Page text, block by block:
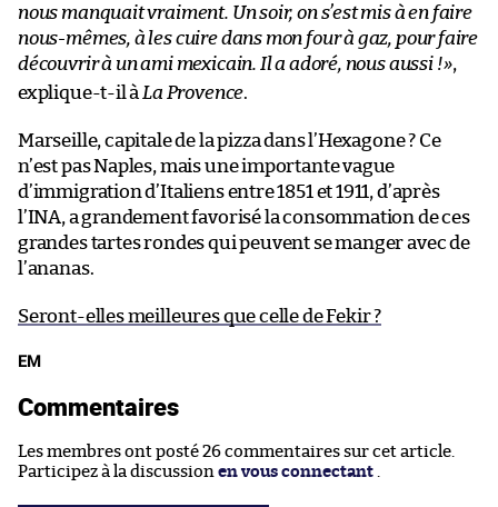
nous manquait vraiment. Un soir, on s’est mis à en faire
nous-mêmes, à les cuire dans mon four à gaz, pour faire
découvrir à un ami mexicain. Il a adoré, nous aussi !»,
explique-t-il à La Provence.
Marseille, capitale de la pizza dans l’Hexagone ? Ce
n’est pas Naples, mais une importante vague
d’immigration d’Italiens entre 1851 et 1911, d’après
l’INA, a grandement favorisé la consommation de ces
grandes tartes rondes qui peuvent se manger avec de
l’ananas.
Seront-elles meilleures que celle de Fekir ?
EM
Commentaires
Les membres ont posté 26 commentaires sur cet article.
Participez à la discussion en vous connectant